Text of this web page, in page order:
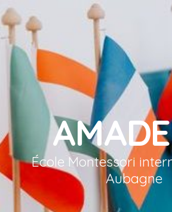
École Montessori
Aubagne